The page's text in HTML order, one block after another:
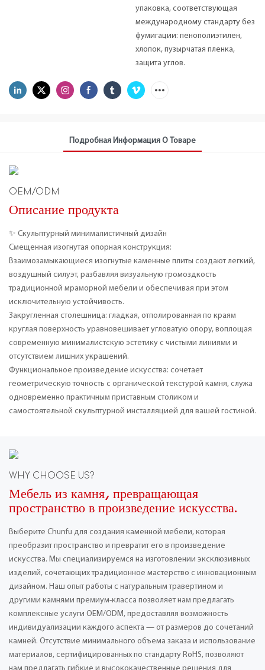
упаковка, соответствующая
международному стандарту без
фумигации: пенополиэтилен,
хлопок, пузырчатая пленка,
защита углов.
Подробная Информация О Товаре
OEM/ODM
Описание продукта
✨ Скульптурный минималистичный дизайн
Смещенная изогнутая опорная конструкция:
Взаимозамыкающиеся изогнутые каменные плиты создают легкий,
воздушный силуэт, разбавляя визуальную громоздкость
традиционной мраморной мебели и обеспечивая при этом
исключительную устойчивость.
Закругленная столешница: гладкая, отполированная по краям
круглая поверхность уравновешивает угловатую опору, воплощая
современную минималистскую эстетику с чистыми линиями и
отсутствием лишних украшений.
Функциональное произведение искусства: сочетает
геометрическую точность с органической текстурой камня, служа
одновременно практичным приставным столиком и
самостоятельной скульптурной инсталляцией для вашей гостиной.
WHY CHOOSE US?
Мебель из камня, превращающая
пространство в произведение искусства.
Выберите Chunfu для создания каменной мебели, которая
преобразит пространство и превратит его в произведение
искусства. Мы специализируемся на изготовлении эксклюзивных
изделий, сочетающих традиционное мастерство с инновационным
дизайном. Наш опыт работы с натуральным травертином и
другими камнями премиум-класса позволяет нам предлагать
комплексные услуги OEM/ODM, предоставляя возможность
индивидуализации каждого аспекта — от размеров до сочетаний
камней. Отсутствие минимального объема заказа и использование
материалов, сертифицированных по стандарту RoHS, позволяют